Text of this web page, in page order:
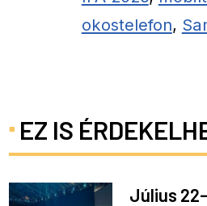
okostelefon,
EZ IS
Július